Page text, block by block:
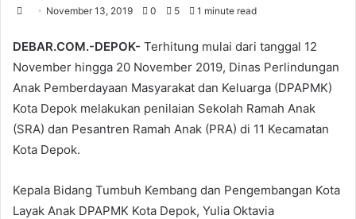
November 13, 2019 0 5 1 minute read
DEBAR.COM.-DEPOK- Terhitung mulai dari tanggal 12
November hingga 20 November 2019, Dinas Perlindungan
Anak Pemberdayaan Masyarakat dan Keluarga (DPAPMK)
Kota Depok melakukan penilaian Sekolah Ramah Anak
(SRA) dan Pesantren Ramah Anak (PRA) di 11 Kecamatan
Kota Depok.
Kepala Bidang Tumbuh Kembang dan Pengembangan Kota
Layak Anak DPAPMK Kota Depok, Yulia Oktavia